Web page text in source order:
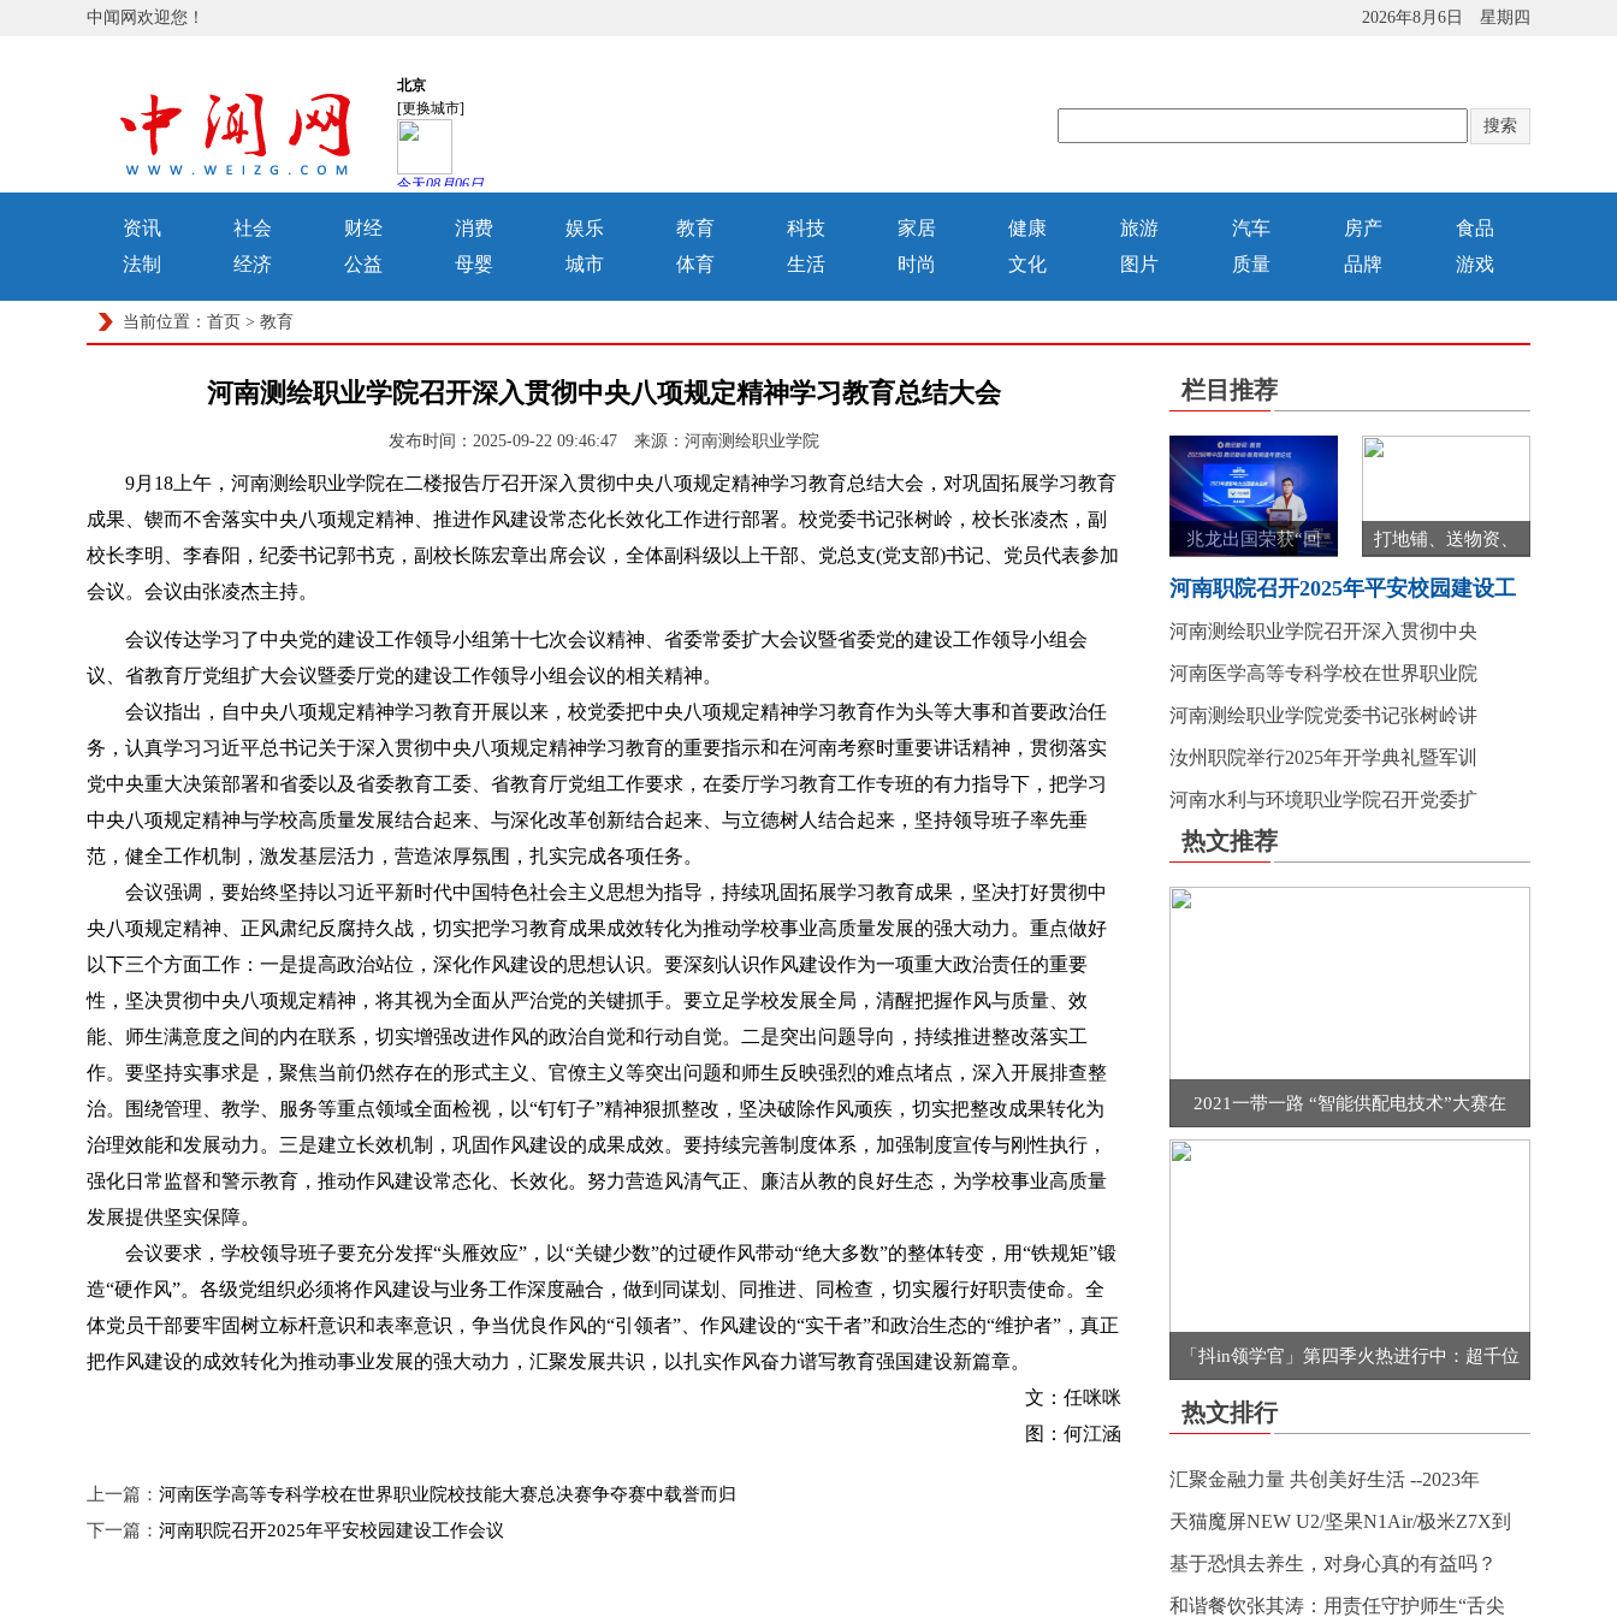
中闻网欢迎您！ 2026年8月6日 星期四
资讯 社会 财经 消费 娱乐 教育 科技 家居 健康 旅游 汽车 房产
食品
法制
经济 公益 母婴 城市 体育 生活 时尚 文化 图片 质量 品牌 游戏
当前位置： 首页 > 教育
河南测绘职业学院召开深入贯彻中央八项规定精神学习教育总结大会
发布时间：2025-09-22 09:46:47 来源：河南测绘职业学院
9月18上午，河南测绘职业学院在二楼报告厅召开深入贯彻中央八项规定精神学习教育总结大会，对巩固拓展学习教育
成果、锲而不舍落实中央八项规定精神、推进作风建设常态化长效化工作进行部署。校党委书记张树岭，校长张凌杰，副
校长李明、李春阳，纪委书记郭书克，副校长陈宏章出席会议，全体副科级以上干部、党总支(党支部)书记、党员代表参加
会议。会议由张凌杰主持。
会议传达学习了中央党的建设工作领导小组第十七次会议精神、省委常委扩大会议暨省委党的建设工作领导小组会
议、省教育厅党组扩大会议暨委厅党的建设工作领导小组会议的相关精神。
会议指出，自中央八项规定精神学习教育开展以来，校党委把中央八项规定精神学习教育作为头等大事和首要政治任
务，认真学习习近平总书记关于深入贯彻中央八项规定精神学习教育的重要指示和在河南考察时重要讲话精神，贯彻落实
党中央重大决策部署和省委以及省委教育工委、省教育厅党组工作要求，在委厅学习教育工作专班的有力指导下，把学习
中央八项规定精神与学校高质量发展结合起来、与深化改革创新结合起来、与立德树人结合起来，坚持领导班子率先垂
范，健全工作机制，激发基层活力，营造浓厚氛围，扎实完成各项任务。
会议强调，要始终坚持以习近平新时代中国特色社会主义思想为指导，持续巩固拓展学习教育成果，坚决打好贯彻中
央八项规定精神、正风肃纪反腐持久战，切实把学习教育成果成效转化为推动学校事业高质量发展的强大动力。重点做好
以下三个方面工作：一是提高政治站位，深化作风建设的思想认识。要深刻认识作风建设作为一项重大政治责任的重要
性，坚决贯彻中央八项规定精神，将其视为全面从严治党的关键抓手。要立足学校发展全局，清醒把握作风与质量、效
能、师生满意度之间的内在联系，切实增强改进作风的政治自觉和行动自觉。二是突出问题导向，持续推进整改落实工
作。要坚持实事求是，聚焦当前仍然存在的形式主义、官僚主义等突出问题和师生反映强烈的难点堵点，深入开展排查整
治。围绕管理、教学、服务等重点领域全面检视，以“钉钉子”精神狠抓整改，坚决破除作风顽疾，切实把整改成果转化为
治理效能和发展动力。三是建立长效机制，巩固作风建设的成果成效。要持续完善制度体系，加强制度宣传与刚性执行，
强化日常监督和警示教育，推动作风建设常态化、长效化。努力营造风清气正、廉洁从教的良好生态，为学校事业高质量
发展提供坚实保障。
会议要求，学校领导班子要充分发挥“头雁效应”，以“关键少数”的过硬作风带动“绝大多数”的整体转变，用“铁规矩”锻
造“硬作风”。各级党组织必须将作风建设与业务工作深度融合，做到同谋划、同推进、同检查，切实履行好职责使命。全
体党员干部要牢固树立标杆意识和表率意识，争当优良作风的“引领者”、作风建设的“实干者”和政治生态的“维护者”，真正
把作风建设的成效转化为推动事业发展的强大动力，汇聚发展共识，以扎实作风奋力谱写教育强国建设新篇章。
文：任咪咪
图：何江涵
上一篇： 河南医学高等专科学校在世界职业院校技能大赛总决赛争夺赛中载誉而归
下一篇： 河南职院召开2025年平安校园建设工作会议
栏目推荐
兆龙出国荣获“回 打地铺、送物资、
河南职院召开2025年平安校园建设工
河南测绘职业学院召开深入贯彻中央
河南医学高等专科学校在世界职业院
河南测绘职业学院党委书记张树岭讲
汝州职院举行2025年开学典礼暨军训
河南水利与环境职业学院召开党委扩
热文推荐
2021一带一路 “智能供配电技术”大赛在
「抖in领学官」第四季火热进行中：超千位
热文排行
汇聚金融力量 共创美好生活 --2023年
天猫魔屏NEW U2/坚果N1Air/极米Z7X到
基于恐惧去养生，对身心真的有益吗？
和谐餐饮张其涛：用责任守护师生“舌尖